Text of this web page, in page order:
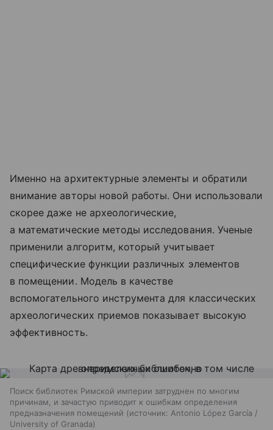
Именно на архитектурные элементы и обратили
внимание авторы новой работы. Они использовали
скорее даже не археологические,
а математические методы исследования. Ученые
применили алгоритм, который учитывает
специфические функции различных элементов
в помещении. Модель в качестве
вспомогательного инструмента для классических
археологических приемов показывает высокую
эффективность.
Поиск библиотек Римской империи затруднен по многим
причинам, и зачастую приводит к ошибкам определения
предназначения помещений
источник: Antonio López García /
University of Granada